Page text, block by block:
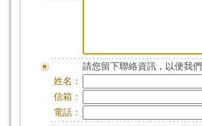
請您留下聯絡資訊，以便我
姓名：
信箱：
電話：